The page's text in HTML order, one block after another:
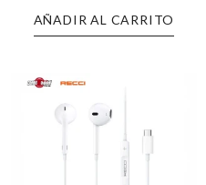
AÑADIR AL CARRITO